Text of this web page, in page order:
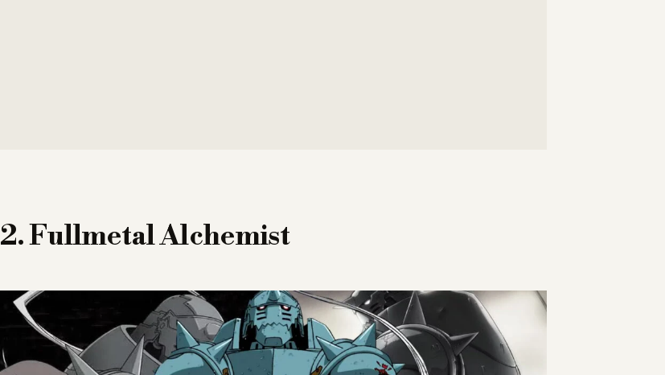
2. Fullmetal Alchemist